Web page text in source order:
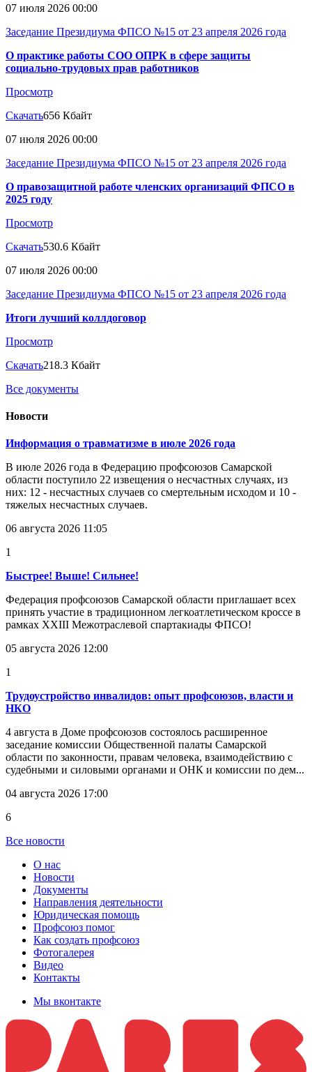
07 июля 2026 00:00
Заседание Президиума ФПСО №15 от 23 апреля 2026 года
О практике работы СОО ОПРК в сфере защиты
социально-трудовых прав работников
Просмотр
Скачать656 Кбайт
07 июля 2026 00:00
Заседание Президиума ФПСО №15 от 23 апреля 2026 года
О правозащитной работе членских организаций ФПСО в
2025 году
Просмотр
Скачать530.6 Кбайт
07 июля 2026 00:00
Заседание Президиума ФПСО №15 от 23 апреля 2026 года
Итоги лучший коллдоговор
Просмотр
Скачать218.3 Кбайт
Все документы
Новости
Информация о травматизме в июле 2026 года
В июле 2026 года в Федерацию профсоюзов Самарской
области поступило 22 извещения о несчастных случаях, из
них: 12 - несчастных случаев со смертельным исходом и 10 -
тяжелых несчастных случаев.
06 августа 2026 11:05
1
Быстрее! Выше! Сильнее!
Федерация профсоюзов Самарской области приглашает всех
принять участие в традиционном легкоатлетическом кроссе в
рамках XXIII Межотраслевой спартакиады ФПСО!
05 августа 2026 12:00
1
Трудоустройство инвалидов: опыт профсоюзов, власти и
НКО
4 августа в Доме профсоюзов состоялось расширенное
заседание комиссии Общественной палаты Самарской
области по законности, правам человека, взаимодействию с
судебными и силовыми органами и ОНК и комиссии по дем...
04 августа 2026 17:00
6
Все новости
О нас
Новости
Документы
Направления деятельности
Юридическая помощь
Профсоюз помог
Как создать профсоюз
Фотогалерея
Видео
Контакты
Мы вконтакте